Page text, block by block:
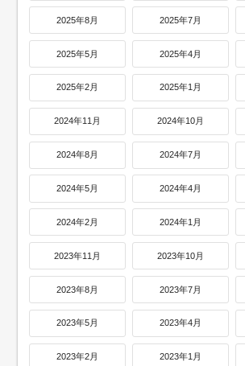
2025年8月 2025年7月
2025年5月 2025年4月
2025年2月 2025年1月
2024年11月 2024年10月
2024年8月 2024年7月
2024年5月 2024年4月
2024年2月 2024年1月
2023年11月 2023年10月
2023年8月 2023年7月
2023年5月 2023年4月
2023年2月 2023年1月